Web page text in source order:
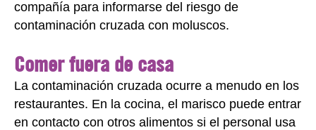
compañía para informarse del riesgo de
contaminación cruzada con moluscos.
Comer fuera de casa
La contaminación cruzada ocurre a menudo en los
restaurantes. En la cocina, el marisco puede entrar
en contacto con otros alimentos si el personal usa